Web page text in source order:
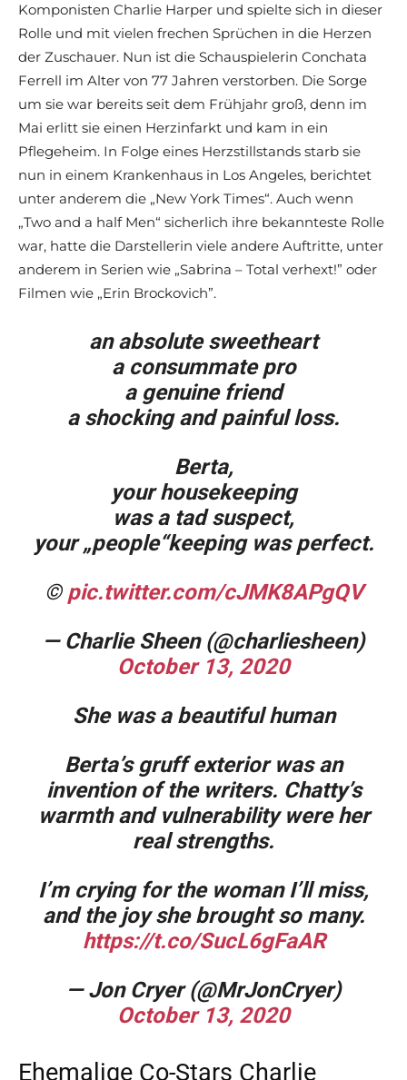
Komponisten Charlie Harper und spielte sich in dieser
Rolle und mit vielen frechen Sprüchen in die Herzen
der Zuschauer. Nun ist die Schauspielerin Conchata
Ferrell im Alter von 77 Jahren verstorben. Die Sorge
um sie war bereits seit dem Frühjahr groß, denn im
Mai erlitt sie einen Herzinfarkt und kam in ein
Pflegeheim. In Folge eines Herzstillstands starb sie
nun in einem Krankenhaus in Los Angeles, berichtet
unter anderem die „New York Times“. Auch wenn
„Two and a half Men“ sicherlich ihre bekannteste Rolle
war, hatte die Darstellerin viele andere Auftritte, unter
anderem in Serien wie „Sabrina – Total verhext!” oder
Filmen wie „Erin Brockovich”.
an absolute sweetheart
a consummate pro
a genuine friend
a shocking and painful loss.
Berta,
your housekeeping
was a tad suspect,
your „people“keeping was perfect.
© pic.twitter.com/cJMK8APgQV
— Charlie Sheen (@charliesheen)
October 13, 2020
She was a beautiful human
Berta’s gruff exterior was an
invention of the writers. Chatty’s
warmth and vulnerability were her
real strengths.
I’m crying for the woman I’ll miss,
and the joy she brought so many.
https://t.co/SucL6gFaAR
— Jon Cryer (@MrJonCryer)
October 13, 2020
Ehemalige Co-Stars Charlie